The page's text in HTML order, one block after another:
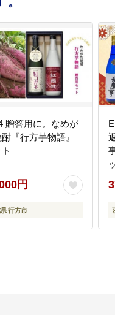
贈答用に。なめが
『行方芋物語』
円
行方市